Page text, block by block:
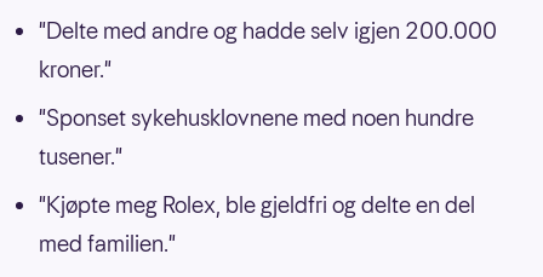
"Delte med andre og hadde selv igjen 200.000
kroner."
"Sponset sykehusklovnene med noen hundre
tusener."
"Kjøpte meg Rolex, ble gjeldfri og delte en del
med familien."